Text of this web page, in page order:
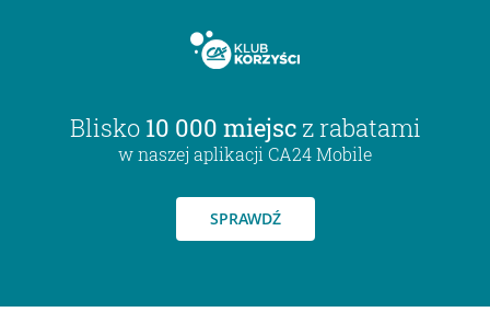
Blisko 10 000 miejsc z rabatami
w naszej aplikacji CA24 Mobile
SPRAWDŹ